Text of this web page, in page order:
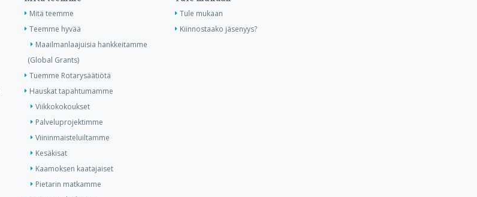
Mitä teemme
Teemme hyvää
Maailmanlaajuisia hankkeitamme
(Global Grants)
Tuemme Rotarysäätiötä
Hauskat tapahtumamme
Viikkokokoukset
Palveluprojektimme
Viininmaisteluiltamme
Kesäkisat
Kaamoksen kaatajaiset
Pietarin matkamme
Tule mukaan
Kiinnostaako jäsenyys?